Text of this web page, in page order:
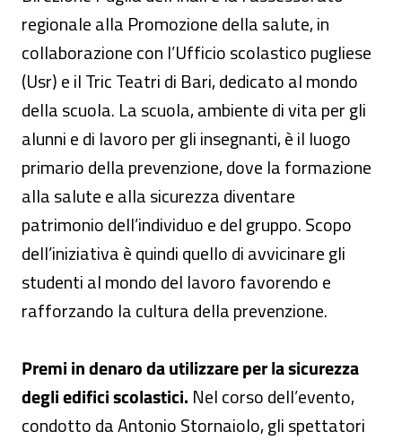
regionale alla Promozione della salute, in
collaborazione con l’Ufficio scolastico pugliese
(Usr) e il Tric Teatri di Bari, dedicato al mondo
della scuola. La scuola, ambiente di vita per gli
alunni e di lavoro per gli insegnanti, è il luogo
primario della prevenzione, dove la formazione
alla salute e alla sicurezza diventare
patrimonio dell’individuo e del gruppo. Scopo
dell’iniziativa è quindi quello di avvicinare gli
studenti al mondo del lavoro favorendo e
rafforzando la cultura della prevenzione.
Premi in denaro da utilizzare per la sicurezza
degli edifici scolastici. Nel corso dell’evento,
condotto da Antonio Stornaiolo, gli spettatori